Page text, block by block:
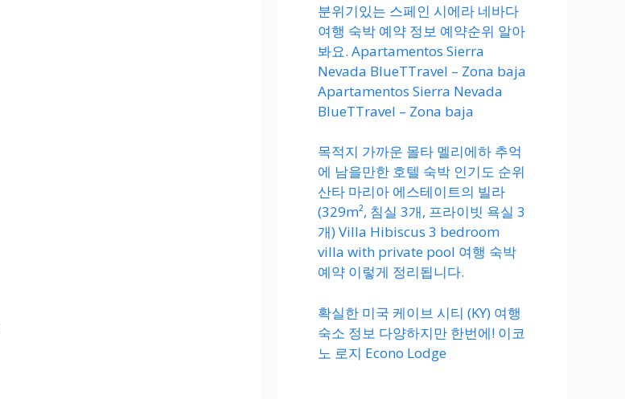
분위기있는 스페인 시에라 네바다
여행 숙박 예약 정보 예약순위 알아
봐요. Apartamentos Sierra
Nevada BlueTTravel – Zona baja
Apartamentos Sierra Nevada
BlueTTravel – Zona baja
목적지 가까운 몰타 멜리에하 추억
에 남을만한 호텔 숙박 인기도 순위
산타 마리아 에스테이트의 빌라
(329m², 침실 3개, 프라이빗 욕실 3
개) Villa Hibiscus 3 bedroom
villa with private pool 여행 숙박
예약 이렇게 정리됩니다.
확실한 미국 케이브 시티 (KY) 여행
숙소 정보 다양하지만 한번에! 이코
노 로지 Econo Lodge